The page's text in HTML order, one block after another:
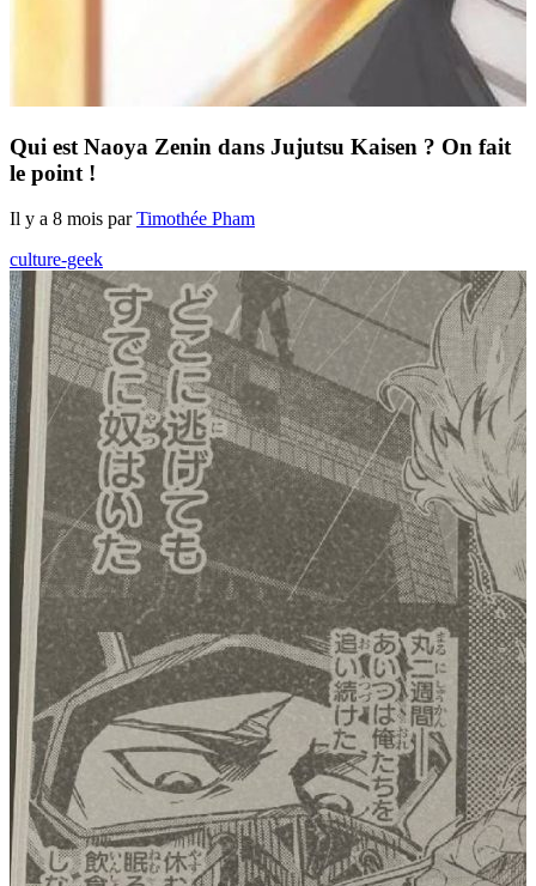
Qui est Naoya Zenin dans Jujutsu Kaisen ? On fait
le point !
Il y a 8 mois parTimothée Pham
culture-geek